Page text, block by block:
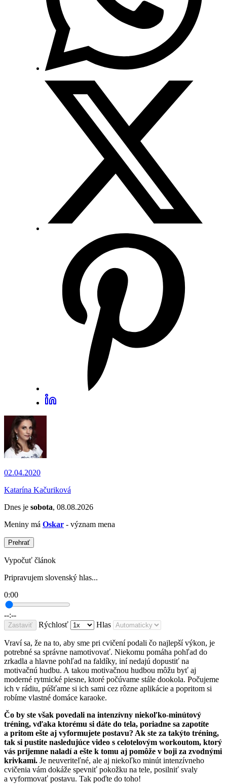
02.04.2020
Katarína Kačuriková
Dnes je sobota, 08.08.2026
Meniny má Oskar - význam mena
Prehrať
Vypočuť článok
Pripravujem slovenský hlas...
0:00
--:--
Zastaviť Rýchlosť Hlas
Vraví sa, že na to, aby sme pri cvičení podali čo najlepší výkon, je
potrebné sa správne namotivovať. Niekomu pomáha pohľad do
zrkadla a hlavne pohľad na faldíky, iní nedajú dopustiť na
motivačnú hudbu. A takou motivačnou hudbou môžu byť aj
moderné rytmické piesne, ktoré počúvame stále dookola. Počujeme
ich v rádiu, púšťame si ich sami cez rôzne aplikácie a popritom si
robíme vlastné domáce karaoke.
Čo by ste však povedali na intenzívny niekoľko-minútový
tréning, vďaka ktorému si dáte do tela, poriadne sa zapotíte
a pritom ešte aj vyformujete postavu? Ak ste za takýto tréning,
tak si pustite nasledujúce video s celotelovým workoutom, ktorý
vás príjemne naladí a ešte k tomu aj pomôže v boji za zvodnými
krivkami. Je neuveriteľné, ale aj niekoľko minút intenzívneho
cvičenia vám dokáže spevniť pokožku na tele, posilniť svaly
a vyformovať postavu. Tak poďte do toho!